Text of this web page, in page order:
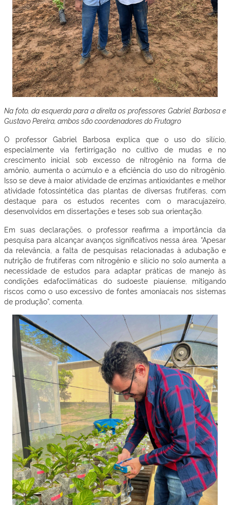
Na foto, da esquerda para a direita os professores Gabriel Barbosa e
Gustavo Pereira, ambos são coordenadores do Frutagro
O professor Gabriel Barbosa explica que o uso do silício,
especialmente via fertirrigação no cultivo de mudas e no
crescimento inicial sob excesso de nitrogênio na forma de
amônio, aumenta o acúmulo e a eficiência do uso do nitrogênio.
Isso se deve à maior atividade de enzimas antioxidantes e melhor
atividade fotossintética das plantas de diversas frutíferas, com
destaque para os estudos recentes com o maracujazeiro,
desenvolvidos em dissertações e teses sob sua orientação.
Em suas declarações, o professor reafirma a importância da
pesquisa para alcançar avanços significativos nessa área. “Apesar
da relevância, a falta de pesquisas relacionadas à adubação e
nutrição de frutíferas com nitrogênio e silício no solo aumenta a
necessidade de estudos para adaptar práticas de manejo às
condições edafoclimáticas do sudoeste piauiense, mitigando
riscos como o uso excessivo de fontes amoniacais nos sistemas
de produção”, comenta.